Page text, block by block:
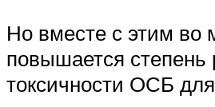
Но вместе с этим во
повышается степень
токсичности ОСБ